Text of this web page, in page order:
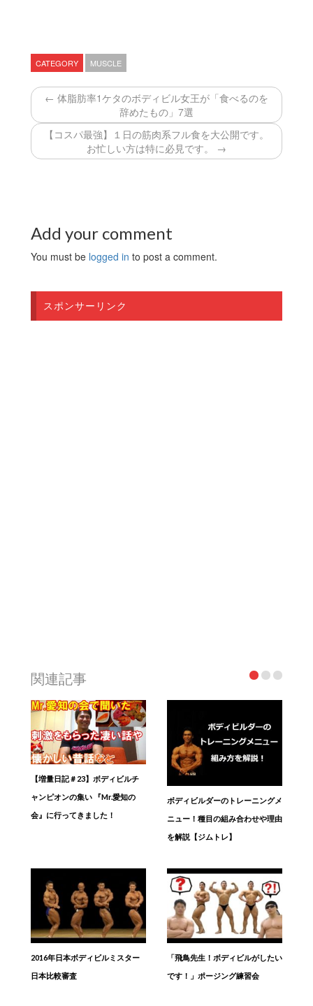
CATEGORY MUSCLE
← 体脂肪率1ケタのボディビル女王が「食べるのを
辞めたもの」7選
【コスパ最強】１日の筋肉系フル食を大公開です。
お忙しい方は特に必見です。 →
Add your comment
You must be logged in to post a comment.
スポンサーリンク
関連記事
【増量日記＃23】ボディビルチ
ャンピオンの集い 『Mr.愛知の
会』に行ってきました！
ボディビルダーのトレーニングメ
ニュー！種目の組み合わせや理由
を解説【ジムトレ】
2016年日本ボディビルミスター
日本比較審査
「飛鳥先生！ボディビルがしたい
です！」ポージング練習会